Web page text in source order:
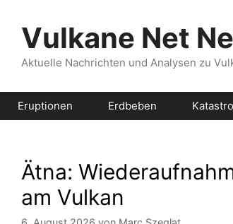
Inhalt
springenVulkane Net
Aktuelle Nachrichten und Analysen zu
Eruptionen Erdbeben
Ätna:
am Vulkan